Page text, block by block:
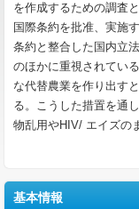
を作成するための調査
国際条約を批准、実施
条約と整合した国内立
のほかに重視されてい
な代替農業を作り出す
る。こうした措置を通
物乱用やHIV/ エイズの
基本情報